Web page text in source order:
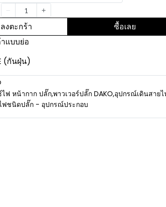
งตะกร้า ซื้อเลย
แบบย่อ
(กันฝุ่น)
ฟ หน้ากาก ปลั๊ก,พาวเวอร์ปลั๊ก DAKO,อุปกรณ์เดินสาย
ฟชนิดปลั๊ก - อุปกรณ์ประกอบ